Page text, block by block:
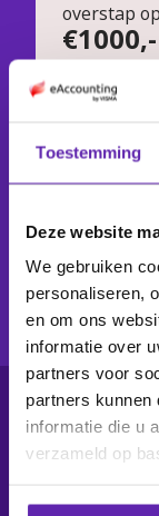
Toestemming
Deze website
We gebruiken
personaliseren,
en om ons
informatie over
partners voor
partners kunnen
informatie die u
verzameld op
overstap
€1000,-
Voor
veel
Een
Bespreek
Begin
Meer